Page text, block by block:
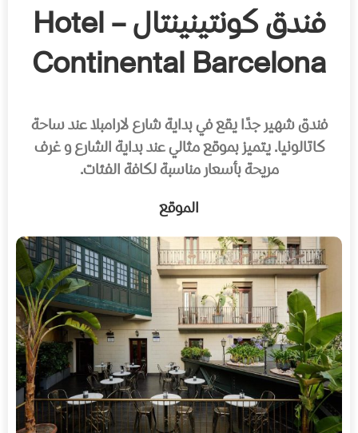
فندق كونتينينتال – Hotel
Continental Barcelona
فندق شهير جدًا يقع في بداية شارع لارامبلا عند ساحة
كاتالونيا. يتميز بموقع مثالي عند بداية الشارع و غرف
مريحة بأسعار مناسبة لكافة الفئات.
الموقع